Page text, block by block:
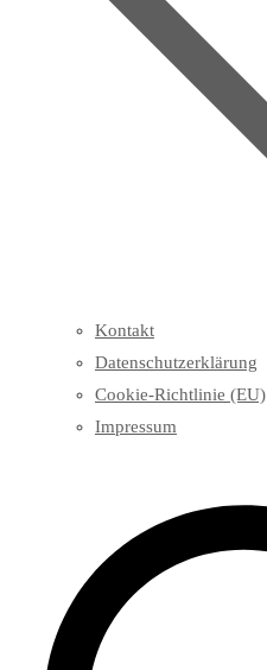
Kontakt
Datenschutzerklärung
Cookie-Richtlinie (EU)
Impressum